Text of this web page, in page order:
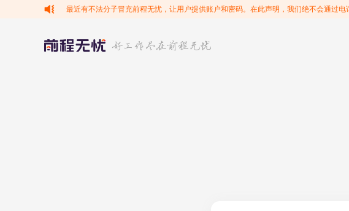
最近有不法分子冒充前程无忧，让用户提供账户和密码。在此声明，我们绝不会通过